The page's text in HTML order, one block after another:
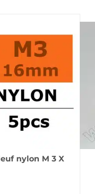
nylon M 3 X